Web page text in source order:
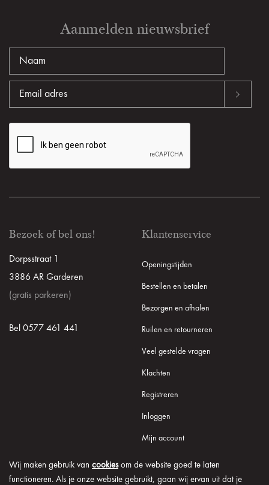
Wij maken gebruik van cookiesom de website goed te laten
functioneren. Als je onze website gebruikt, gaan wij ervan uit dat je
Aanmelden nieuwsbrief
Bezoek of bel ons!
Dorpsstraat 1
3886 AR Garderen
(gratis parkeren)
Bel 0577 461 441
Klantenservice
Openingstijden
Bestellen en betalen
Bezorgen en afhalen
Ruilen en retourneren
Veel gestelde vragen
Klachten
Registreren
Inloggen
Mijn account